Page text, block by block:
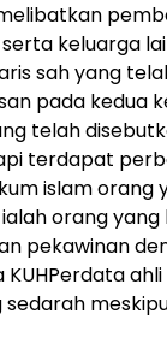
keluarga
sah yang
pada kedua
telah
terdapat
islam orang
orang
pekawinan